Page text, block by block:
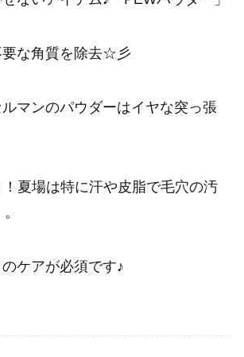
な角質を除去☆彡
マンのパウダーはイヤな突っ張
夏場は特に汗や皮脂で毛穴の汚
ケアが必須です♪